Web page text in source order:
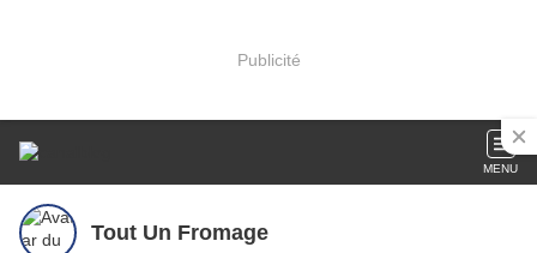
Publicité
MENU
Tout Un Fromage